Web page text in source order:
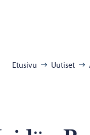
Etusivu Uutiset